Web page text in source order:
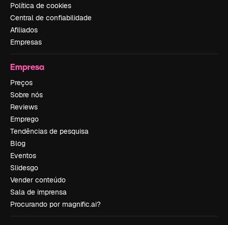
Política de cookies
Central de confiabilidade
Afiliados
Empresas
Empresa
Preços
Sobre nós
Reviews
Emprego
Tendências de pesquisa
Blog
Eventos
Slidesgo
Vender conteúdo
Sala de imprensa
Procurando por magnific.ai?